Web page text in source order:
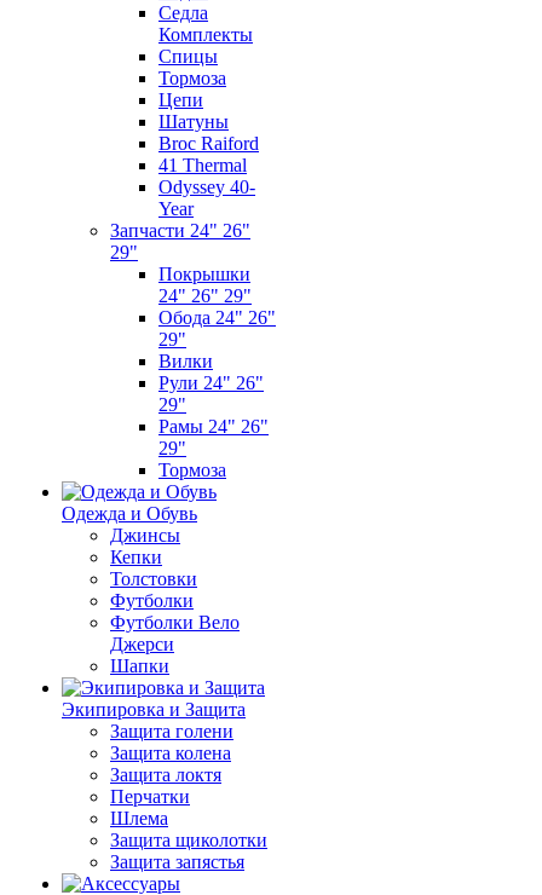
Седла
Комплекты
Спицы
Тормоза
Цепи
Шатуны
Broc Raiford
41 Thermal
Odyssey 40-
Year
Запчасти 24" 26"
29"
Покрышки
24" 26" 29"
Обода 24" 26"
29"
Вилки
Рули 24" 26"
29"
Рамы 24" 26"
29"
Тормоза
Одежда и Обувь
Джинсы
Кепки
Толстовки
Футболки
Футболки Вело
Джерси
Шапки
Экипировка и Защита
Защита голени
Защита колена
Защита локтя
Перчатки
Шлема
Защита щиколотки
Защита запястья